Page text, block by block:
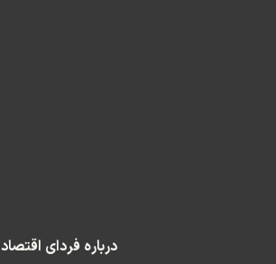
درباره فردای اقتصاد